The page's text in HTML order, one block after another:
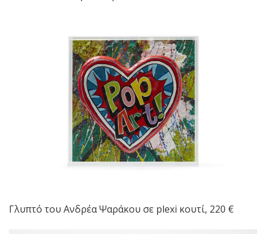
Γλυπτό του Ανδρέα Ψαράκου σε plexi κουτί, 220 €